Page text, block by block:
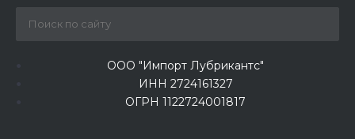
ООО "Импорт Лубрикантс"
ИНН 2724161327
ОГРН 1122724001817